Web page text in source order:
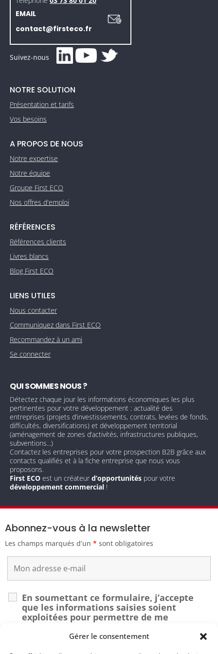
Gérer le consentement
EMAIL
contact@firsteco.fr
Suivez-nous
NOTRE SOLUTION
Présentation et tarifs
Vos besoins
A PROPOS DE NOUS
Notre expertise
Notre équipe
Groupe First ECO
Nos offres d'emploi
RÉFÉRENCES
Références clients
Livres blancs
Blog First ECO
LIENS UTILES
Nous contacter
Communiquez dans First ECO
Recommandez à un ami
Se connecter
QUI SOMMES NOUS ?
Détectez chaque jour les informations économiques les plus
pertinentes pour votre développement : actualité des
entreprises (projets d’investissements, contrats, levées de fonds,
difficultés, diversifications) et développement territorial
(aménagement de zones d’activités, infrastructures publiques,
subventions...)
Contactez les entreprises pour votre prospection B2B grâce aux
contacts qualifiés et à la fiche entreprise que nous vous
proposons.
First ECO est un créateurd’opportunités pour votre
développement commercial !
Abonnez-vous à la newsletter
Les champs marqués d’un * sont obligatoires
En soumettant ce formulaire, j’accepte
que les informations saisies soient
exploitées pour permettre de me